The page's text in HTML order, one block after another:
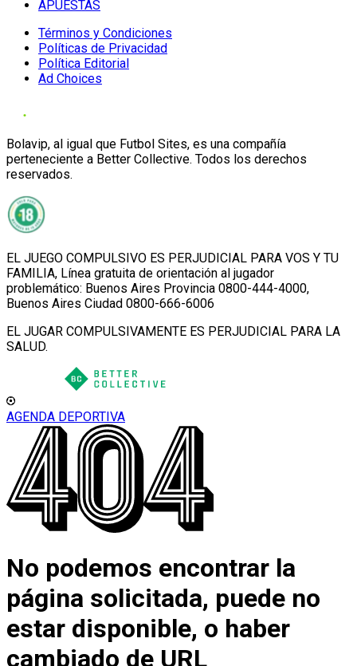
APUESTAS
Términos y Condiciones
Políticas de Privacidad
Política Editorial
Ad Choices
Bolavip, al igual que Futbol Sites, es una compañía
perteneciente a Better Collective. Todos los derechos
reservados.
EL JUEGO COMPULSIVO ES PERJUDICIAL PARA VOS Y TU
FAMILIA, Línea gratuita de orientación al jugador
problemático: Buenos Aires Provincia 0800-444-4000,
Buenos Aires Ciudad 0800-666-6006
EL JUGAR COMPULSIVAMENTE ES PERJUDICIAL PARA LA
SALUD.
AGENDA DEPORTIVA
No podemos encontrar la
página solicitada, puede no
estar disponible, o haber
cambiado de URL